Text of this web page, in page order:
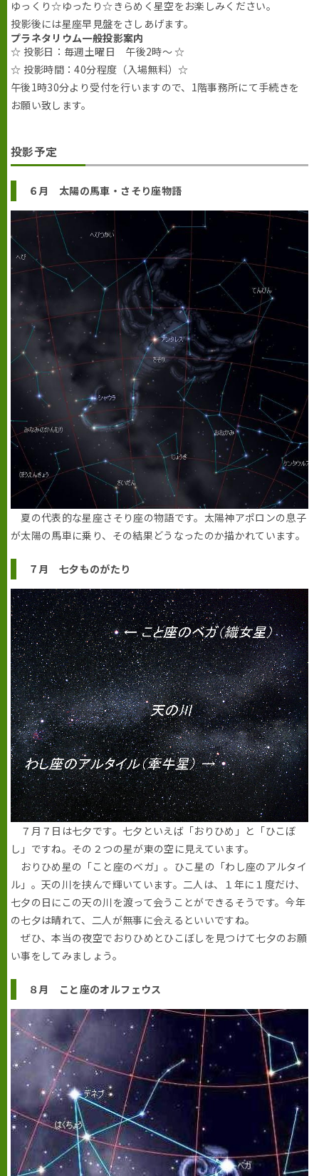
ゆっくり☆ゆったり☆きらめく星空をお楽しみください。
投影後には星座早見盤をさしあげます。
プラネタリウム一般投影案内
☆ 投影日：毎週土曜日 午後2時～ ☆
☆ 投影時間：40分程度（入場無料）☆
午後1時30分より受付を行いますので、1階事務所にて手続きを
お願い致します。
投影予定
６月 太陽の馬車・さそり座物語
夏の代表的な星座さそり座の物語です。太陽神アポロンの息子
が太陽の馬車に乗り、その結果どうなったのか描かれています。
７月 七夕ものがたり
７月７日は七夕です。七夕といえば「おりひめ」と「ひこぼ
し」ですね。その２つの星が東の空に見えています。
おりひめ星の「こと座のベガ」。ひこ星の「わし座のアルタイ
ル」。天の川を挟んで輝いています。二人は、１年に１度だけ、
七夕の日にこの天の川を渡って会うことができるそうです。今年
の七夕は晴れて、二人が無事に会えるといいですね。
ぜひ、本当の夜空でおりひめとひこぼしを見つけて七夕のお願
い事をしてみましょう。
８月 こと座のオルフェウス